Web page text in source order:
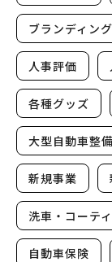
ブランディング
人事評価
各種グッズ
大型自動車整備
新規事業
洗車・コーテ
自動車保険